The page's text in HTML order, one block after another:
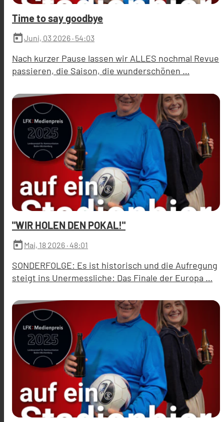
Time to say goodbye
today Juni, 03 2026 · 54:03
Nach kurzer Pause lassen wir ALLES nochmal Revue
passieren, die Saison, die wunderschönen …
"WIR HOLEN DEN POKAL!"
today Mai, 18 2026 · 48:01
SONDERFOLGE: Es ist historisch und die Aufregung
steigt ins Unermessliche: Das Finale der Europa …